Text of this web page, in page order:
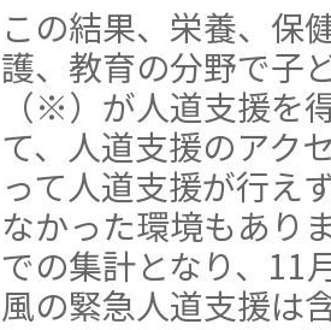
この結果、栄養、保
護、教育の分野で子
（※）が人道支援を
て、人道支援のアク
って人道支援が行え
なかった環境もあり
での集計となり、11
風の緊急人道支援は